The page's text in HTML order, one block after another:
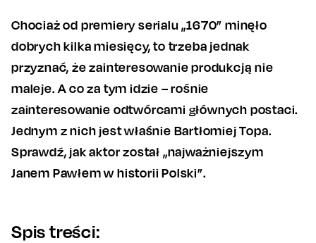
Chociaż od premiery serialu „1670” minęło
dobrych kilka miesięcy, to trzeba jednak
przyznać, że zainteresowanie produkcją nie
maleje. A co za tym idzie – rośnie
zainteresowanie odtwórcami głównych postaci.
Jednym z nich jest właśnie Bartłomiej Topa.
Sprawdź, jak aktor został „najważniejszym
Janem Pawłem w historii Polski”.
Spis treści: